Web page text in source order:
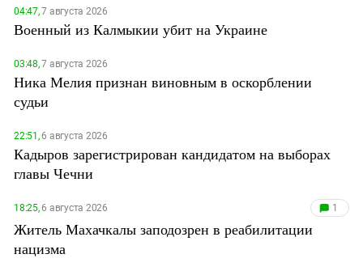
04:47,7 августа 2026
Военный из Калмыкии убит на Украине
03:48,7 августа 2026
Ника Мелия признан виновным в оскорблении
судьи
22:51,6 августа 2026
Кадыров зарегистрирован кандидатом на выборах
главы Чечни
18:25,6 августа 2026 1
Житель Махачкалы заподозрен в реабилитации
нацизма